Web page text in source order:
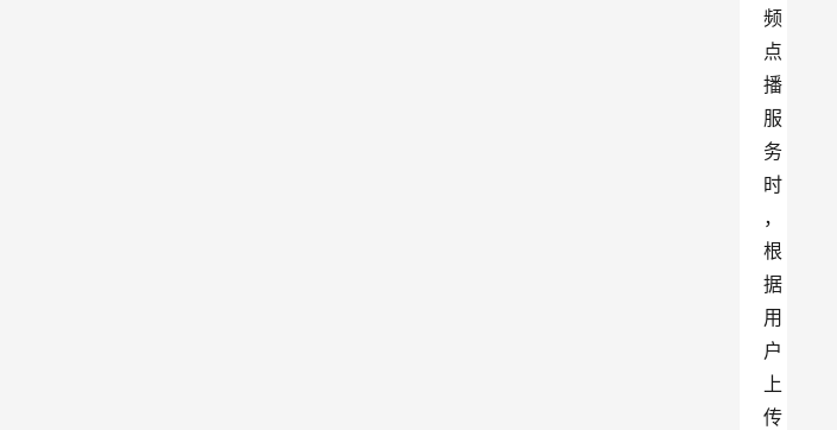
频
点
播
服
务
时
，
根
据
用
户
上
传